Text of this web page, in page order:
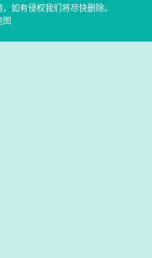
如有侵权我们将尽快删除。
图